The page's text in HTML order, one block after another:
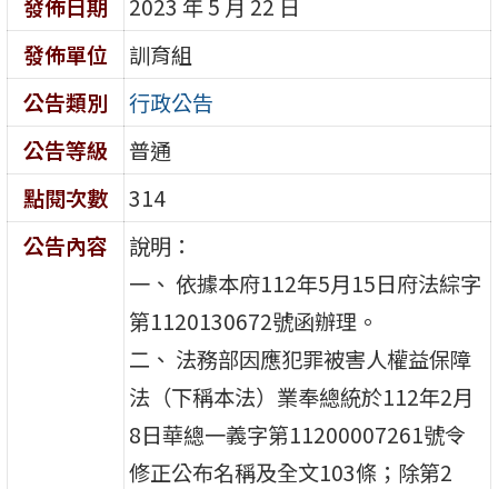
發佈日期
2023 年 5 月 22 日
發佈單位
訓育組
公告類別
行政公告
公告等級
普通
點閱次數
314
公告內容
說明：
一、 依據本府112年5月15日府法綜字
第1120130672號函辦理。
二、 法務部因應犯罪被害人權益保障
法（下稱本法）業奉總統於112年2月
8日華總一義字第11200007261號令
修正公布名稱及全文103條；除第2